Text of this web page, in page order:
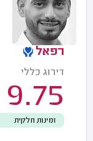
רפאל
דירוג כללי
9.75
זמינות חלקית